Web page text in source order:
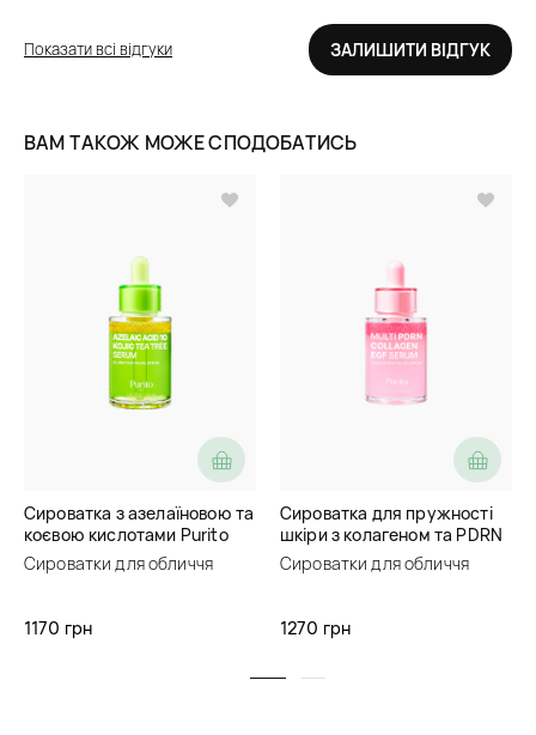
Показати всі відгуки ЗАЛИШИТИ ВІДГУК
ВАМ ТАКОЖ МОЖЕ СПОДОБАТИСЬ
Сироватка з азелаїновою та
коєвою кислотами Purito
Seoul Azelaic Acid 10 Kojic
Tea Tree Serum
Сироватки для обличчя
1170 грн
Сироватка для пружності
шкіри з колагеном та PDRN
Purito Multi PDRN Collagen
EGF Serum
Сироватки для обличчя
1270 грн